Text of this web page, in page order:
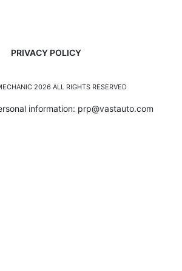
PRIVACY POLICY
2026 ALL RIGHTS RESERVED
information: prp@vastauto.com